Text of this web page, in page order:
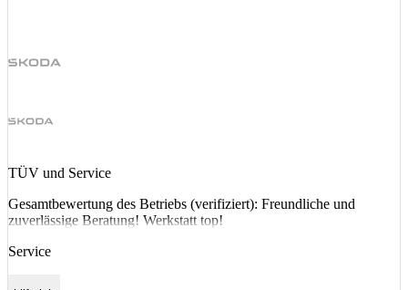
TÜV und Service
Gesamtbewertung des Betriebs (verifiziert): Freundliche und
zuverlässige Beratung! Werkstatt top!
Service